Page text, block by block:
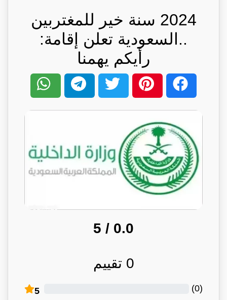
2024 سنة خير للمغتربين
..السعودية تعلن إقامة:
رأيكم يهمنا
0.0
/ 5
0 تقييم
5 (
0
)